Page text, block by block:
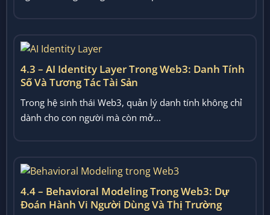
4.3 – AI Identity Layer Trong Web3: Danh Tính
Số Và Tương Tác Tài Sản
Trong hệ sinh thái Web3, quản lý danh tính không chỉ
dành cho con người mà còn mở...
4.4 – Behavioral Modeling Trong Web3: Dự
Đoán Hành Vi Người Dùng Và Thị Trường